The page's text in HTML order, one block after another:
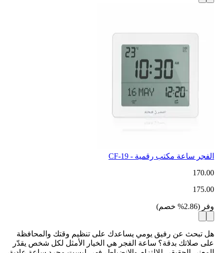
الفجر ساعة مكتب رقمية - CF-19
170.00
175.00
وفر (
2.86
% خصم)
هل تبحث عن رفيق يومي يساعدك على تنظيم وقتك والمحافظة
على صلاتك بدقة؟ ساعة الفجر هي الخيار الأمثل لكل شخص يقدّر